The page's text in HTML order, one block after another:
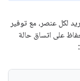
لكل عنصر، مع توفير
على اتساق حالة